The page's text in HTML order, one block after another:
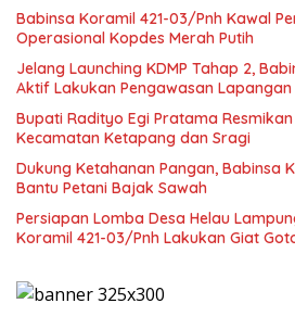
Babinsa Koramil 421-03/Pnh Kawal
Operasional Kopdes Merah Putih
Jelang Launching KDMP Tahap 2,
Aktif Lakukan Pengawasan Lapangan
Bupati Radityo Egi Pratama
Kecamatan Ketapang dan Sragi
Dukung Ketahanan Pangan, Babinsa
Bantu Petani Bajak Sawah
Persiapan Lomba Desa Helau
Koramil 421-03/Pnh Lakukan Giat